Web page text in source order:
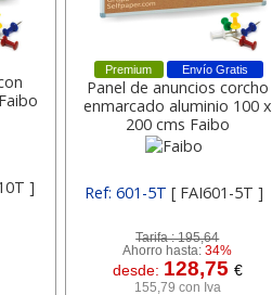
]
Envío Gratis
Premium
Panel de anuncios corcho
enmarcado aluminio 100 x
200 cms Faibo
Ref: 601-5T[ FAI601-5T ]
Tarifa :195,64
Ahorro hasta:34%
desde: 128,75 €
155,79 con Iva